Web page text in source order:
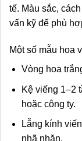
tế. Màu sắc,
vấn kỹ để phù
Một số mẫu hoa
Vòng hoa
Kệ viếng 1–2
hoặc công ty.
Lẵng kính
nhã nhặn.